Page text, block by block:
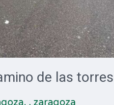
de las torres
, zaragoza